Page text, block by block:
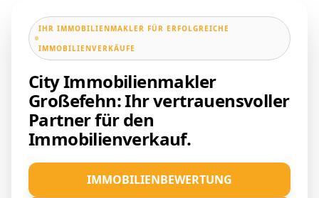
IHR IMMOBILIENMAKLER FÜR ERFOLGREICHE
IMMOBILIENVERKÄUFE
City Immobilienmakler
Großefehn: Ihr vertrauensvoller
Partner für den
Immobilienverkauf.
IMMOBILIENBEWERTUNG